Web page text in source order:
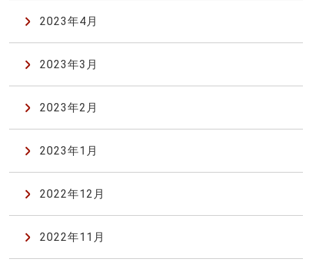
2023年4月
2023年3月
2023年2月
2023年1月
2022年12月
2022年11月